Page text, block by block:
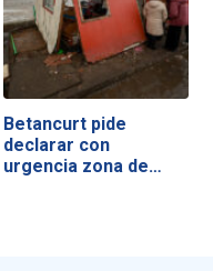
Betancurt pide
declarar con
urgencia zona de…